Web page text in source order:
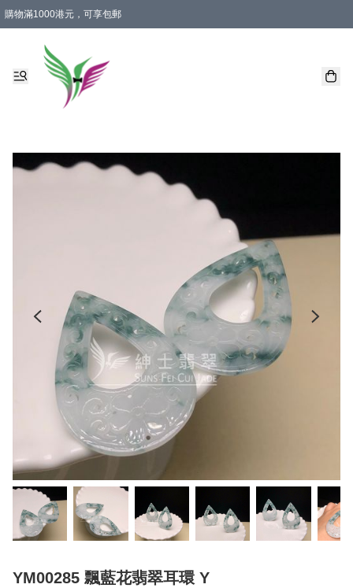
購物滿1000港元，可享包郵
YM00285 飄藍花翡翠耳環 Y